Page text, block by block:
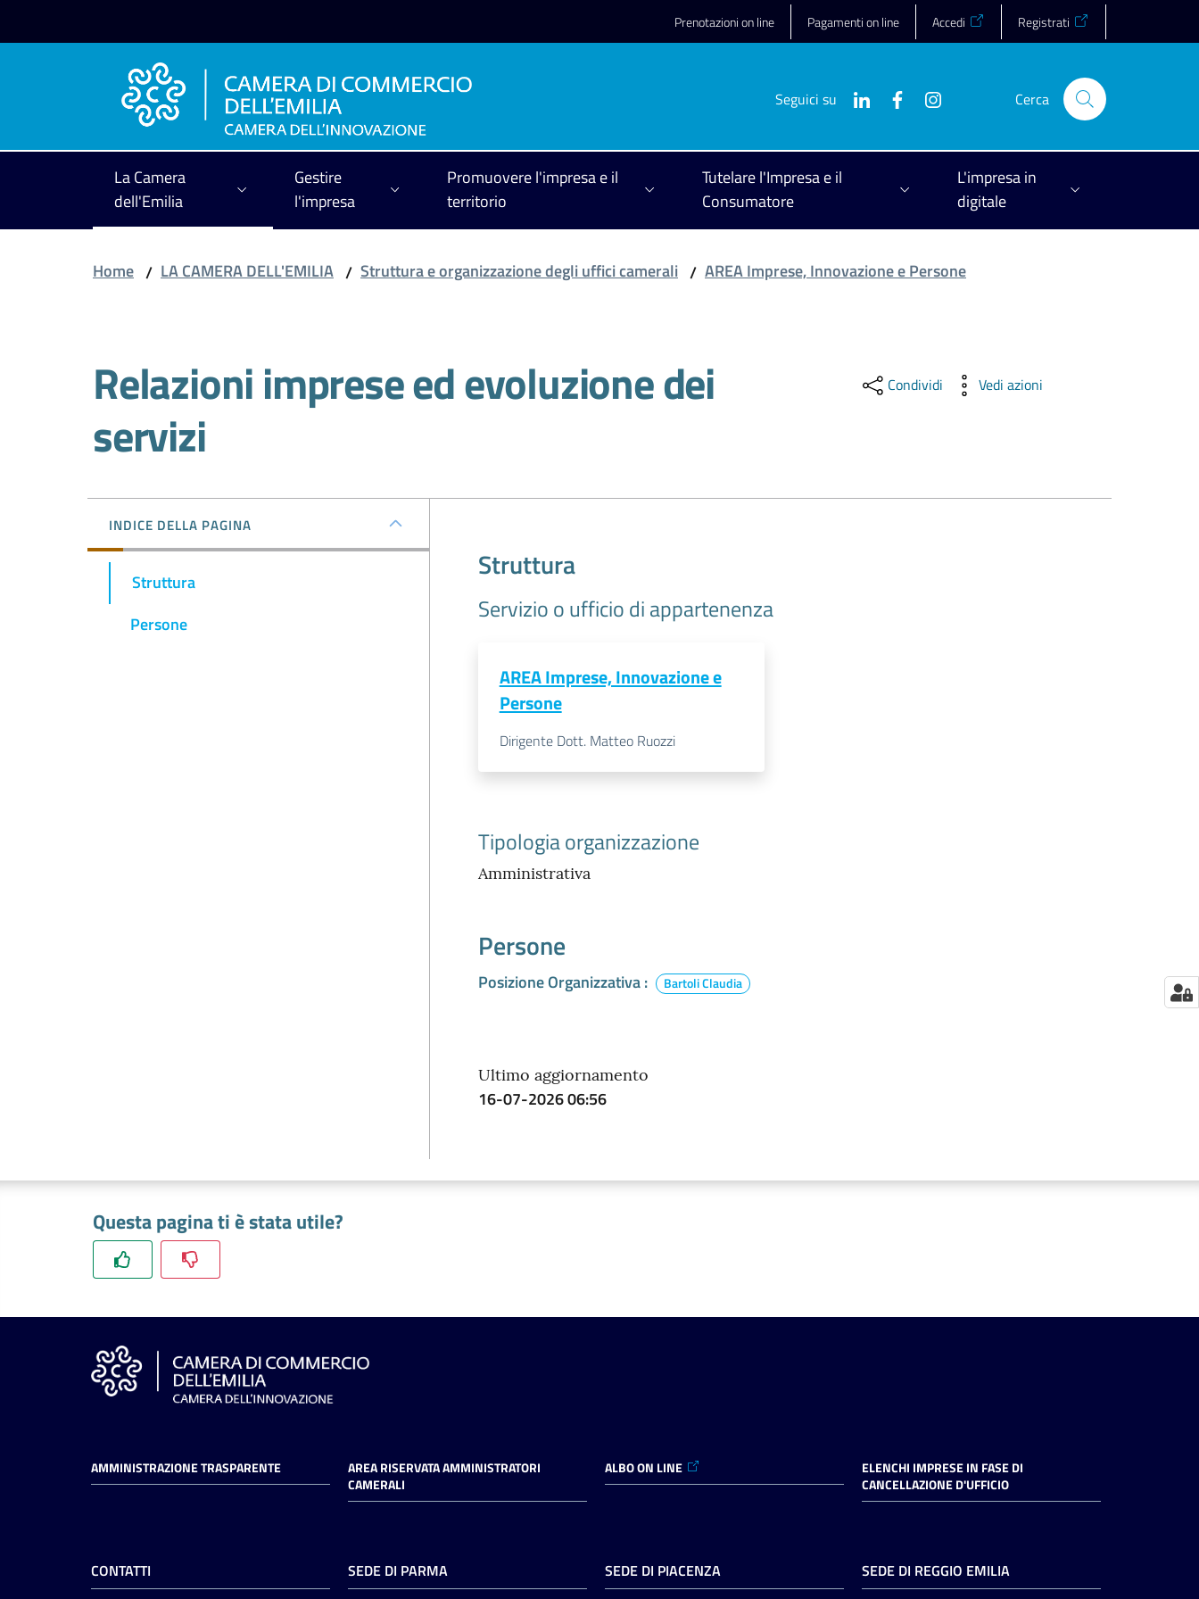
Prenotazioni on line Pagamenti on line Accedi Registrati
Seguici su Cerca
La Camera
dell'Emilia
Gestire
l'impresa
Promuovere l'impresa e il
territorio
Tutelare l'Impresa e il
Consumatore
L'impresa in
digitale
Home / LA CAMERA DELL'EMILIA / Struttura e organizzazione degli uffici camerali / AREA Imprese, Innovazione e Persone
Relazioni imprese ed evoluzione dei
servizi
Condividi Vedi azioni
INDICE DELLA PAGINA
Struttura
Persone
Struttura
Servizio o ufficio di appartenenza
AREA Imprese, Innovazione e
Persone
Dirigente Dott. Matteo Ruozzi
Tipologia organizzazione
Amministrativa
Persone
Posizione Organizzativa: Bartoli Claudia
Ultimo aggiornamento
16-07-2026 06:56
Questa pagina ti è stata utile?
AMMINISTRAZIONE TRASPARENTE
AREA RISERVATA AMMINISTRATORI
CAMERALI
ALBO ON LINE
ELENCHI IMPRESE IN FASE DI
CANCELLAZIONE D'UFFICIO
CONTATTI SEDE DI PARMA SEDE DI PIACENZA SEDE DI REGGIO EMILIA